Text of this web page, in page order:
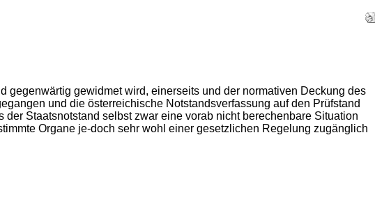
gewidmet wird, einerseits und der normativen Deckung des
und die österreichische Notstandsverfassung auf den Prüfstand
Staatsnotstand selbst zwar eine vorab nicht berechenbare Situation
Organe je-doch sehr wohl einer gesetzlichen Regelung zugänglich